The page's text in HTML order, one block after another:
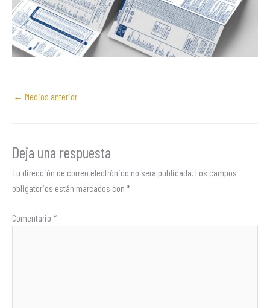
← Medios anterior
Deja una respuesta
Tu dirección de correo electrónico no será publicada. Los campos
obligatorios están marcados con *
Comentario *